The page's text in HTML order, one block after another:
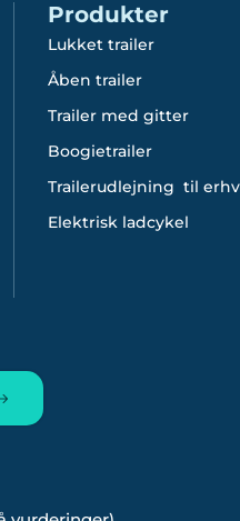
Produkter
Lukket trailer
Åben trailer
Trailer med gitter
Boogietrailer
Trailerudlejning til
Elektrisk ladcykel